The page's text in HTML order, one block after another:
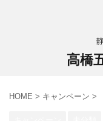
高橋
HOME > キャンペーン >